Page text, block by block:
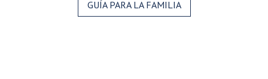
GUÍA PARA LA FAMILIA